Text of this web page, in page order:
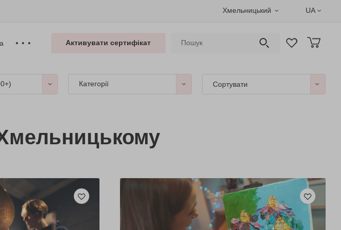
Хмельницький UA
Активувати сертифікат
) Категорії Сортувати